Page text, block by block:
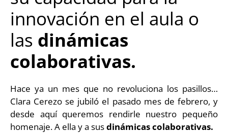
innovación en el aula o
las dinámicas
colaborativas.
Hace ya un mes que no revoluciona los pasillos…
Clara Cerezo se jubiló el pasado mes de febrero, y
desde aquí queremos rendirle nuestro pequeño
homenaje. A ella y a susdinámicas colaborativas.